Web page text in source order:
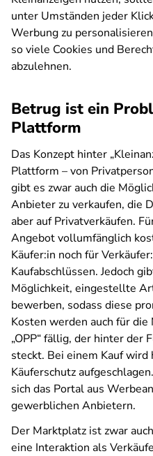
unter Umständen jeder
Werbung zu
so viele Cookies und
abzulehnen.
Betrug ist ein
Plattform
Das Konzept hinter
Plattform – von
gibt es zwar auch die
Anbieter zu verkaufen, die
aber auf Privatverkäufen.
Angebot vollumfänglich
Käufer:in noch für
Kaufabschlüssen. Jedoch
Möglichkeit, eingestellte
bewerben, sodass diese
Kosten werden auch für
„OPP“ fällig, der hinter der
steckt. Bei einem Kauf
Käuferschutz
sich das Portal aus
gewerblichen Anbietern.
Der Marktplatz ist zwar
eine Interaktion als